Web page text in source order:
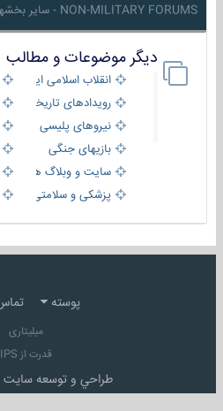
NON-MILITARY FORUMS - سایر بخشها
دیگر موضوعات و مطالب
انقلاب اسلامی ایران
رویدادهای تاریخی و
نیروهای پلیسی
بازیهای جنگی
سایت و وبلاگ ها
پزشکی و سلامتی
پوسته تماس
میلیتاری
قدرت از IPS
طراحي و توسعه سايت -